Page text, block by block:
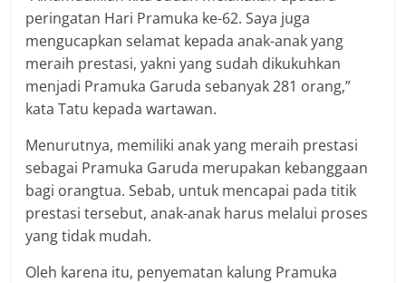
peringatan Hari Pramuka ke-62. Saya juga
mengucapkan selamat kepada anak-anak yang
meraih prestasi, yakni yang sudah dikukuhkan
menjadi Pramuka Garuda sebanyak 281 orang,”
kata Tatu kepada wartawan.
Menurutnya, memiliki anak yang meraih prestasi
sebagai Pramuka Garuda merupakan kebanggaan
bagi orangtua. Sebab, untuk mencapai pada titik
prestasi tersebut, anak-anak harus melalui proses
yang tidak mudah.
Oleh karena itu, penyematan kalung Pramuka